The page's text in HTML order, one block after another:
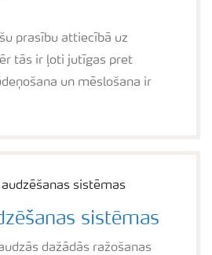
prasību attiecībā uz
tās ir ļoti jutīgas pret
un mēslošana ir
sistēmas
dažādās ražošanas